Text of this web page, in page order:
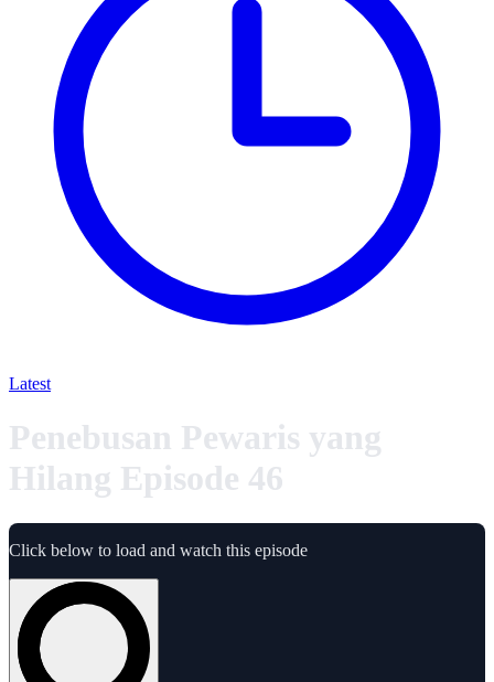
Latest
Penebusan Pewaris yang
Hilang Episode 46
Click below to load and watch this episode